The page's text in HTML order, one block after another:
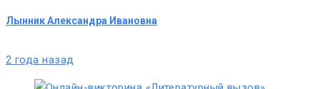
Лынник Александра Ивановна
2 года назад